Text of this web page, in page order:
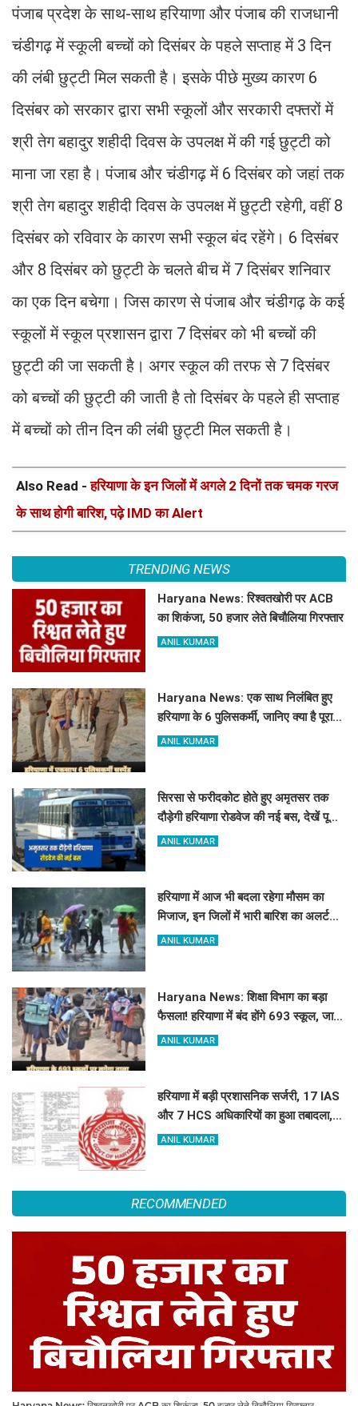
पंजाब प्रदेश के साथ-साथ हरियाणा और पंजाब की राजधानी
चंडीगढ़ में स्कूली बच्चों को दिसंबर के पहले सप्ताह में 3 दिन
की लंबी छुट्टी मिल सकती है। इसके पीछे मुख्य कारण 6
दिसंबर को सरकार द्वारा सभी स्कूलों और सरकारी दफ्तरों में
श्री तेग बहादुर शहीदी दिवस के उपलक्ष में की गई छुट्टी को
माना जा रहा है। पंजाब और चंडीगढ़ में 6 दिसंबर को जहां तक
श्री तेग बहादुर शहीदी दिवस के उपलक्ष में छुट्टी रहेगी, वहीं 8
दिसंबर को रविवार के कारण सभी स्कूल बंद रहेंगे। 6 दिसंबर
और 8 दिसंबर को छुट्टी के चलते बीच में 7 दिसंबर शनिवार
का एक दिन बचेगा। जिस कारण से पंजाब और चंडीगढ़ के कई
स्कूलों में स्कूल प्रशासन द्वारा 7 दिसंबर को भी बच्चों की
छुट्टी की जा सकती है। अगर स्कूल की तरफ से 7 दिसंबर
को बच्चों की छुट्टी की जाती है तो दिसंबर के पहले ही सप्ताह
में बच्चों को तीन दिन की लंबी छुट्टी मिल सकती है।
Also Read -हरियाणा के इन जिलों में अगले 2 दिनों तक चमक गरज
के साथ होगी बारिश, पढ़े IMD का Alert
TRENDING NEWS
Haryana News: रिश्वतखोरी पर ACB
का शिकंजा, 50 हजार लेते बिचौलिया गिरफ्तार
ANIL KUMAR
Haryana News: एक साथ निलंबित हुए
हरियाणा के 6 पुलिसकर्मी, जानिए क्या है पूरा
मामला
ANIL KUMAR
सिरसा से फरीदकोट होते हुए अमृतसर तक
दौड़ेगी हरियाणा रोडवेज की नई बस, देखें पूरा
रूट और टाइम टेबल
ANIL KUMAR
हरियाणा में आज भी बदला रहेगा मौसम का
मिजाज, इन जिलों में भारी बारिश का अलर्ट
जारी
ANIL KUMAR
Haryana News: शिक्षा विभाग का बड़ा
फैसला! हरियाणा में बंद होंगे 693 स्कूल, जाने
क्या है कारण
ANIL KUMAR
हरियाणा में बड़ी प्रशासनिक सर्जरी, 17 IAS
और 7 HCS अधिकारियों का हुआ तबादला,
यहां देखें पूरी लिस्ट
ANIL KUMAR
RECOMMENDED